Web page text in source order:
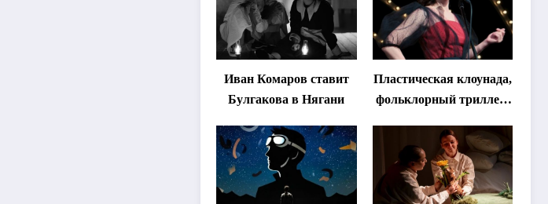
Иван Комаров ставит
Булгакова в Нягани
Пластическая клоунада,
фольклорный триллер,
Что покажут на втором
этапе фестиваля
«Монокль»